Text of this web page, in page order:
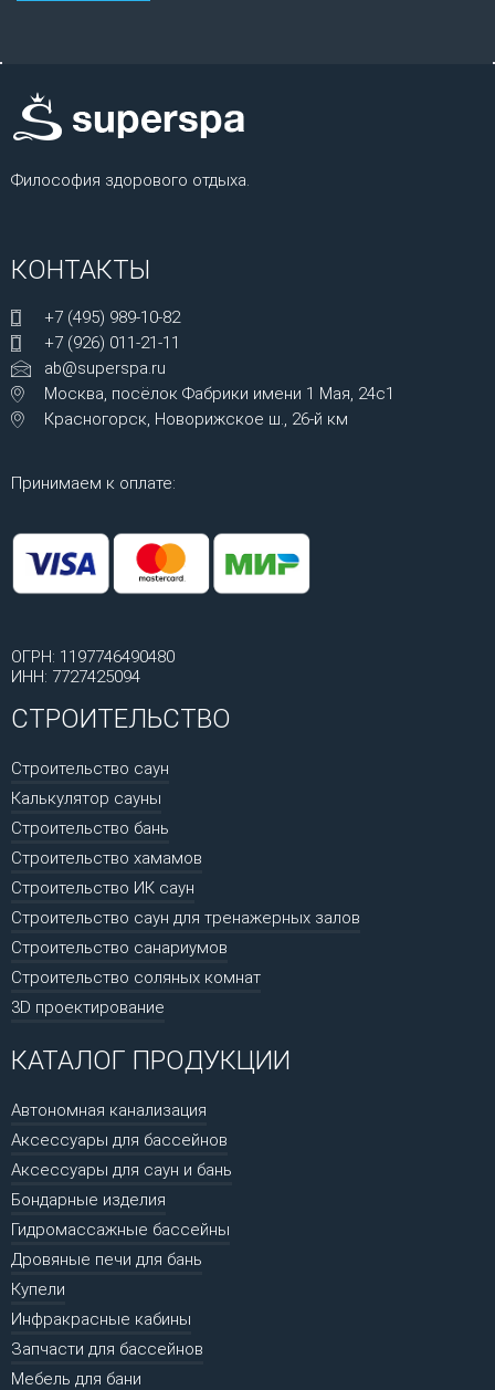
Философия здорового отдыха.
КОНТАКТЫ
+7 (495) 989-10-82
+7 (926) 011-21-11
ab@superspa.ru
Москва, посёлок Фабрики имени 1 Мая, 24с1
Красногорск, Новорижское ш., 26-й км
Принимаем к оплате:
ОГРН: 1197746490480
ИНН: 7727425094
СТРОИТЕЛЬСТВО
Строительство саун
Калькулятор сауны
Строительство бань
Строительство хамамов
Строительство ИК саун
Строительство саун для тренажерных залов
Строительство санариумов
Строительство соляных комнат
3D проектирование
КАТАЛОГ ПРОДУКЦИИ
Автономная канализация
Аксессуары для бассейнов
Аксессуары для саун и бань
Бондарные изделия
Гидромассажные бассейны
Дровяные печи для бань
Купели
Инфракрасные кабины
Запчасти для бассейнов
Мебель для бани